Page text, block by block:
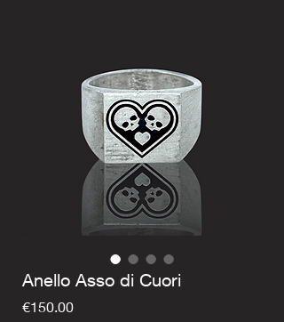
Anello Asso di Cuori
€150.00Price